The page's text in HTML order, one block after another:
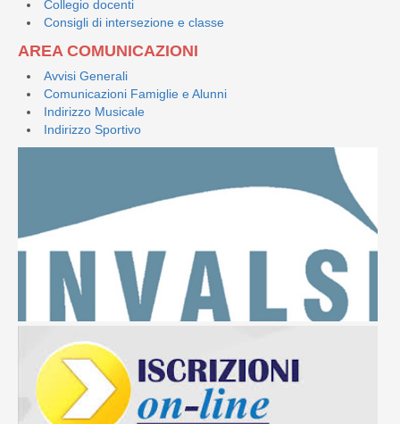
Collegio docenti
Consigli di intersezione e classe
AREA COMUNICAZIONI
Avvisi Generali
Comunicazioni Famiglie e Alunni
Indirizzo Musicale
Indirizzo Sportivo